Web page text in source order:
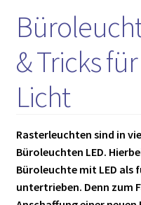
& Tricks
Licht
Rasterleuchten sind in
Büroleuchten LED.
Büroleuchte mit LED als
untertrieben. Denn zum